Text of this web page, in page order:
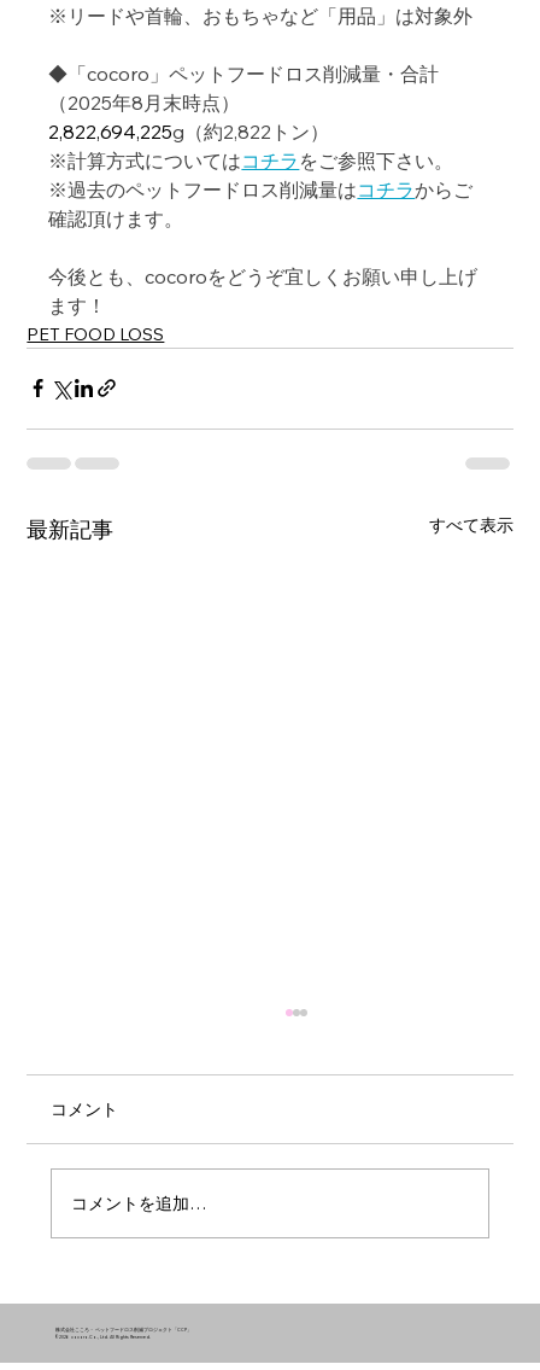
※リードや首輪、おもちゃなど「用品」は対象外
◆「cocoro」ペットフードロス削減量・合計
（2025年8月末時点）
2,822,694,225g（約2,822トン）
※計算方式についてはコチラ をご参照下さい。
※過去のペットフードロス削減量はコチラからご
確認頂けます。
今後とも、cocoroをどうぞ宜しくお願い申し上げ
ます！
PET FOOD LOSS
最新記事 すべて表示
トン」削減しました！
コメント
コメントを追加…
株式会社こころ・ ペットフードロス削減プロジェクト「CCP」
©2026 cocoro.Co., Ltd. All Rights Reserved.